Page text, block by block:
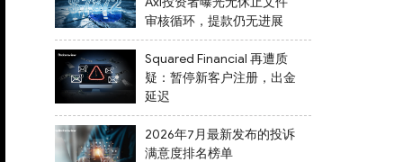
审核循环，提款仍无进展
Squared Financial 再遭质
疑：暂停新客户注册，出金
延迟
2026年7月最新发布的投诉
满意度排名榜单